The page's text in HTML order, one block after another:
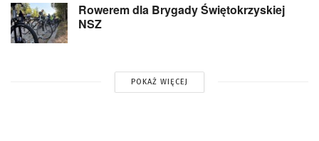
Rowerem dla Brygady Świętokrzyskiej
NSZ
POKAŻ WIĘCEJ